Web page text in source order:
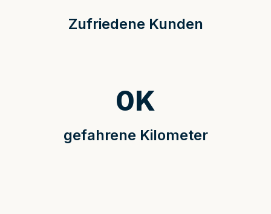
Zufriedene Kunden
gefahrene Kilometer
0K